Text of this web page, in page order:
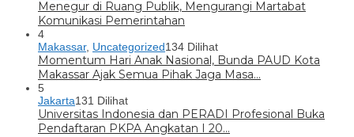
Menegur di Ruang Publik, Mengurangi Martabat
Komunikasi Pemerintahan
4
Makassar, Uncategorized134 Dilihat
Momentum Hari Anak Nasional, Bunda PAUD Kota
Makassar Ajak Semua Pihak Jaga Masa…
5
Jakarta131 Dilihat
Universitas Indonesia dan PERADI Profesional Buka
Pendaftaran PKPA Angkatan I 20…